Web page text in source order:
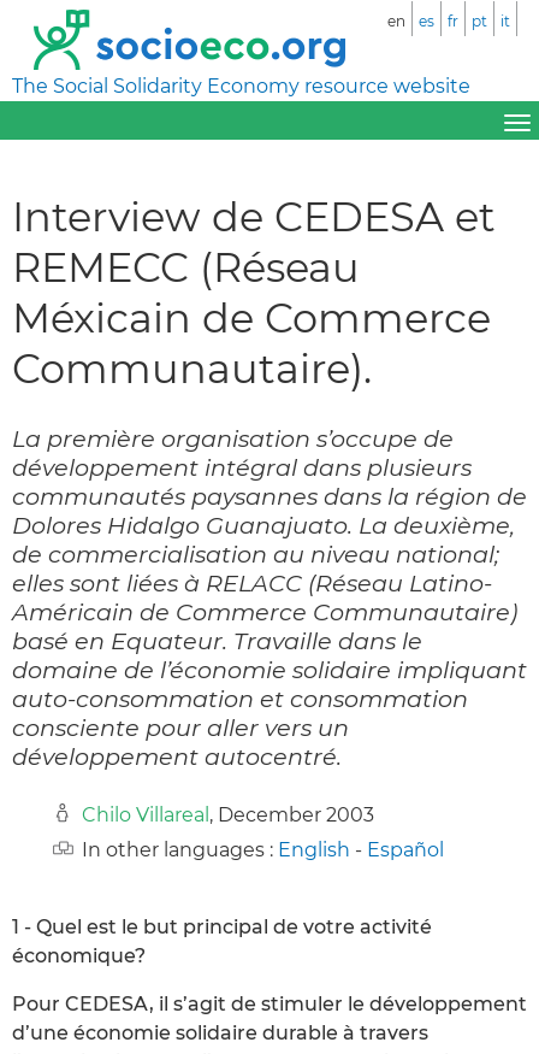
The Social Solidarity Economy resource website
en es fr pt it
Interview de CEDESA et
REMECC (Réseau
Méxicain de Commerce
Communautaire).
La première organisation s’occupe de
développement intégral dans plusieurs
communautés paysannes dans la région de
Dolores Hidalgo Guanajuato. La deuxième,
de commercialisation au niveau national;
elles sont liées à RELACC (Réseau Latino-
Américain de Commerce Communautaire)
basé en Equateur. Travaille dans le
domaine de l’économie solidaire impliquant
auto-consommation et consommation
consciente pour aller vers un
développement autocentré.
Chilo Villareal , December 2003
In other languages : English - Español
1 - Quel est le but principal de votre activité
économique?
Pour CEDESA, il s’agit de stimuler le développement
d’une économie solidaire durable à travers